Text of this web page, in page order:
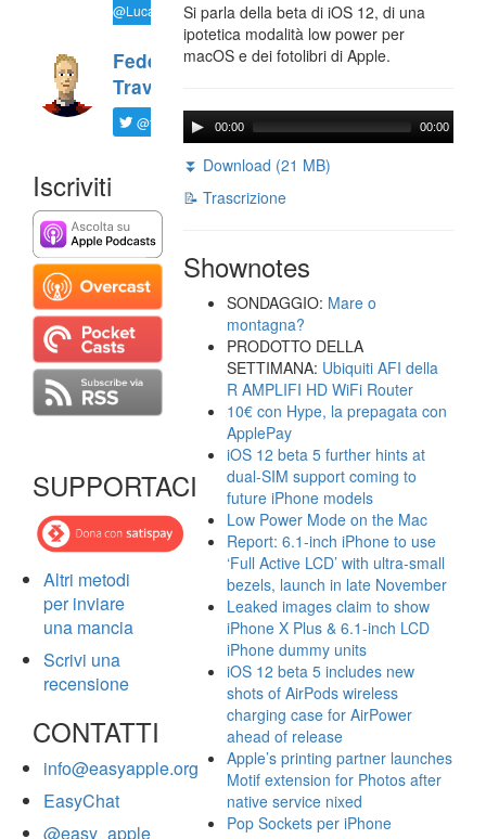
@LucaTNT
Federico
Travaini
@ftrava
Iscriviti
SUPPORTACI
Altri metodi
per inviare
una mancia
Scrivi una
recensione
CONTATTI
info@easyapple.org
EasyChat
@easy_apple
Si parla della beta di iOS 12, di una
ipotetica modalità low power per
macOS e dei fotolibri di Apple.
00:00 00:00
⏬ Download (21 MB)
📝 Trascrizione
Shownotes
SONDAGGIO: Mare o
montagna?
PRODOTTO DELLA
SETTIMANA: Ubiquiti AFI della
R AMPLIFI HD WiFi Router
10€ con Hype, la prepagata con
ApplePay
iOS 12 beta 5 further hints at
dual-SIM support coming to
future iPhone models
Low Power Mode on the Mac
Report: 6.1-inch iPhone to use
‘Full Active LCD’ with ultra-small
bezels, launch in late November
Leaked images claim to show
iPhone X Plus & 6.1-inch LCD
iPhone dummy units
iOS 12 beta 5 includes new
shots of AirPods wireless
charging case for AirPower
ahead of release
Apple’s printing partner launches
Motif extension for Photos after
native service nixed
Pop Sockets per iPhone